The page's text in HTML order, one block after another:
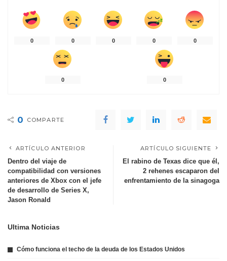
0 0 0 0 0
0 0
0 COMPARTE
ARTÍCULO ANTERIOR
Dentro del viaje de
compatibilidad con versiones
anteriores de Xbox con el jefe
de desarrollo de Series X,
Jason Ronald
ARTÍCULO SIGUIENTE
El rabino de Texas dice que él,
2 rehenes escaparon del
enfrentamiento de la sinagoga
Ultima Noticias
Cómo funciona el techo de la deuda de los Estados Unidos